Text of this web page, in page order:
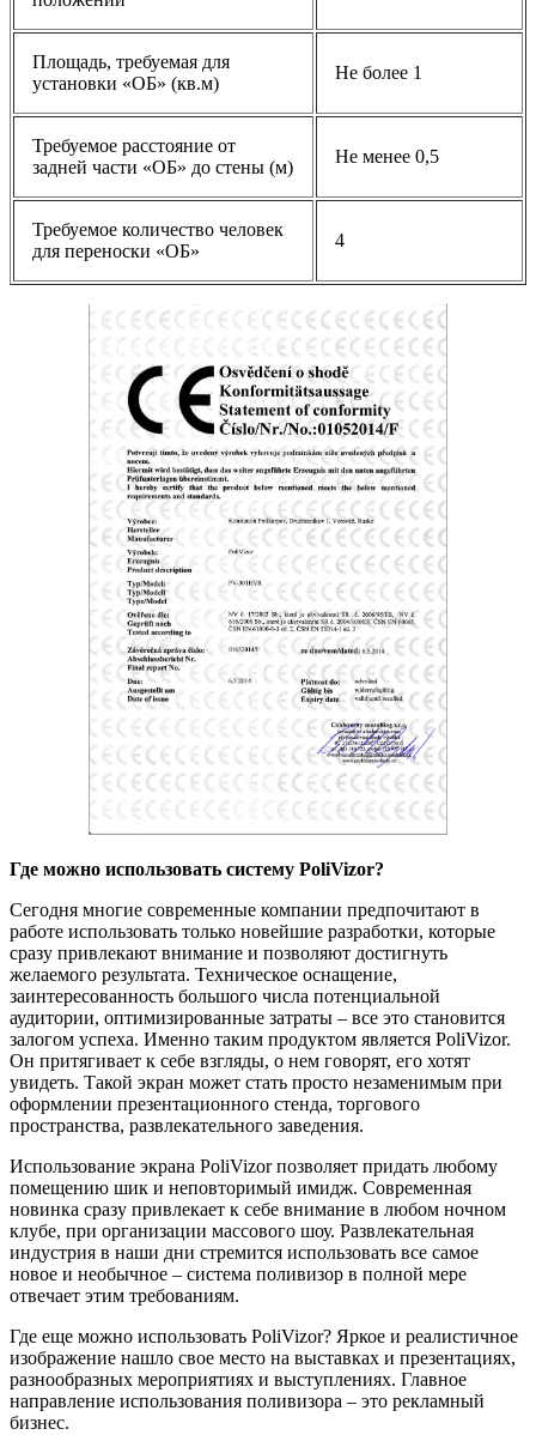
Площадь, требуемая для
установки «ОБ» (кв.м)
Не более 1
Требуемое расстояние от
задней части «ОБ» до стены (м)
Не менее 0,5
Требуемое количество человек
для переноски «ОБ»
4
Где можно использовать систему PoliVizor?
Сегодня многие современные компании предпочитают в
работе использовать только новейшие разработки, которые
сразу привлекают внимание и позволяют достигнуть
желаемого результата. Техническое оснащение,
заинтересованность большого числа потенциальной
аудитории, оптимизированные затраты – все это становится
залогом успеха. Именно таким продуктом является PoliVizor.
Он притягивает к себе взгляды, о нем говорят, его хотят
увидеть. Такой экран может стать просто незаменимым при
оформлении презентационного стенда, торгового
пространства, развлекательного заведения.
Использование экрана PoliVizor позволяет придать любому
помещению шик и неповторимый имидж. Современная
новинка сразу привлекает к себе внимание в любом ночном
клубе, при организации массового шоу. Развлекательная
индустрия в наши дни стремится использовать все самое
новое и необычное – система поливизор в полной мере
отвечает этим требованиям.
Где еще можно использовать PoliVizor? Яркое и реалистичное
изображение нашло свое место на выставках и презентациях,
разнообразных мероприятиях и выступлениях. Главное
направление использования поливизора – это рекламный
бизнес.